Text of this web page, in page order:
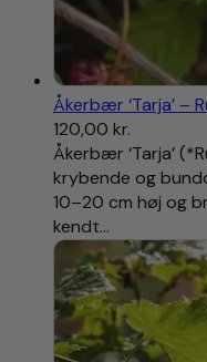
Åkerbær ‘Tarja’ –
120,00 kr.
Åkerbær ‘Tarja’
krybende og
10–20 cm høj og
kendt…